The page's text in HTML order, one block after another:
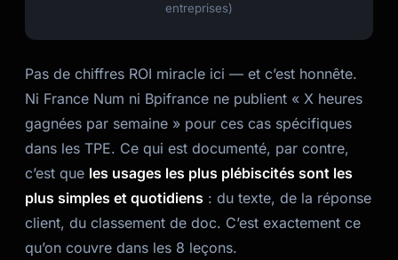
entreprises)
Pas de chiffres ROI miracle ici — et c’est honnête.
Ni France Num ni Bpifrance ne publient « X heures
gagnées par semaine » pour ces cas spécifiques
dans les TPE. Ce qui est documenté, par contre,
c’est que les usages les plus plébiscités sont les
plus simples et quotidiens : du texte, de la réponse
client, du classement de doc. C’est exactement ce
qu’on couvre dans les 8 leçons.